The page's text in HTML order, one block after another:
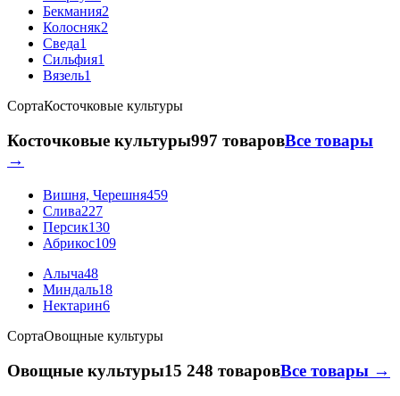
Бекмания2
Колосняк2
Сведа1
Сильфия1
Вязель1
СортаКосточковые культуры
Косточковые культуры997 товаровВсе товары
→
Вишня, Черешня459
Слива227
Персик130
Абрикос109
Алыча48
Миндаль18
Нектарин6
СортаОвощные культуры
Овощные культуры15 248 товаровВсе товары →